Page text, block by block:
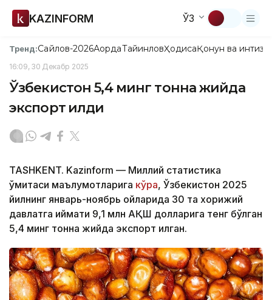
KAZINFORM ЎЗ
Тренд:Сайлов-2026АқордаТайинловҲодисаҚонун ва
16:09, 30 Декабр 2025
Ўзбекистон 5,4 минг тонна жийда
экспорт қилди
TASHKENT. Kazinform — Миллий статистика
қўмитаси маълумотларига кўра, Ўзбекистон 2025
йилнинг январь-ноябрь ойларида 30 та хорижий
давлатга қиймати 9,1 млн АҚШ долларига тенг бўлган
5,4 минг тонна жийда экспорт қилган.